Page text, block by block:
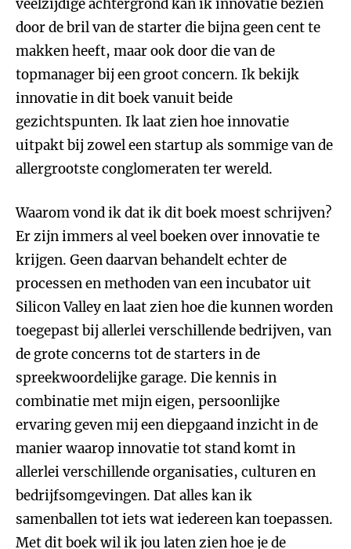
veelzijdige achtergrond kan ik innovatie bezien
door de bril van de starter die bijna geen cent te
makken heeft, maar ook door die van de
topmanager bij een groot concern. Ik bekijk
innovatie in dit boek vanuit beide
gezichtspunten. Ik laat zien hoe innovatie
uitpakt bij zowel een startup als sommige van de
allergrootste conglomeraten ter wereld.
Waarom vond ik dat ik dit boek moest schrijven?
Er zijn immers al veel boeken over innovatie te
krijgen. Geen daarvan behandelt echter de
processen en methoden van een incubator uit
Silicon Valley en laat zien hoe die kunnen worden
toegepast bij allerlei verschillende bedrijven, van
de grote concerns tot de starters in de
spreekwoordelijke garage. Die kennis in
combinatie met mijn eigen, persoonlijke
ervaring geven mij een diepgaand inzicht in de
manier waarop innovatie tot stand komt in
allerlei verschillende organisaties, culturen en
bedrijfsomgevingen. Dat alles kan ik
samenballen tot iets wat iedereen kan toepassen.
Met dit boek wil ik jou laten zien hoe je de